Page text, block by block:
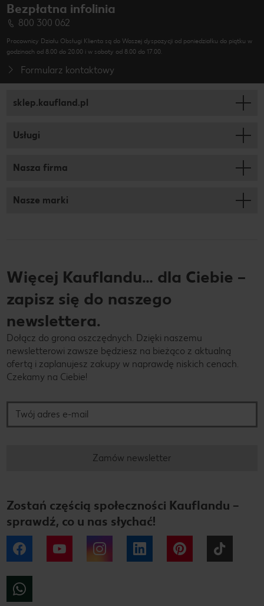
Bezpłatna infolinia
800 300 062
Pracownicy Działu Obsługi Klienta są do Waszej dyspozycji od poniedziałku do piątku w
godzinach od 8.00 do 20.00 i w soboty od 8.00 do 17.00.
Formularz kontaktowy
sklep.kaufland.pl
Usługi
Nasza firma
Nasze marki
Więcej Kauflandu… dla Ciebie –
zapisz się do naszego
newslettera.
Dołącz do grona oszczędnych. Dzięki naszemu
newsletterowi zawsze będziesz na bieżąco z aktualną
ofertą i zaplanujesz zakupy w naprawdę niskich cenach.
Czekamy na Ciebie!
Zamów newsletter
Zostań częścią społeczności Kauflandu –
sprawdź, co u nas słychać!
Facebook YouTube Instagram LinkedIn Pinterest